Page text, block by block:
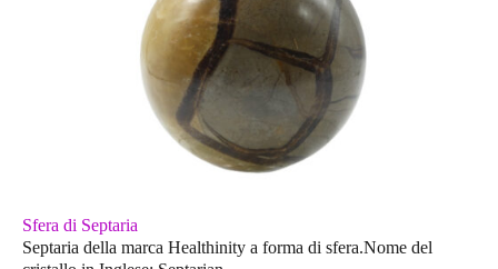
Sfera di Septaria
Septaria della marca Healthinity a forma di sfera.Nome del